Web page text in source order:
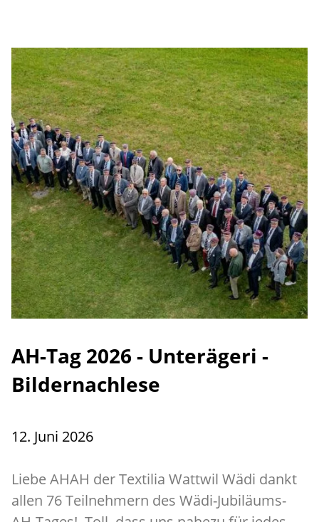
AH-Tag 2026 - Unterägeri -
Bildernachlese
12. Juni 2026
Liebe AHAH der Textilia Wattwil Wädi dankt
allen 76 Teilnehmern des Wädi-Jubiläums-